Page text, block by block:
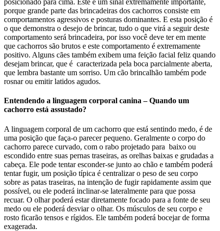
posicionado para cima. Este é um sinal extremamente importante,
porque grande parte das brincadeiras dos cachorros consiste em
comportamentos agressivos e posturas dominantes. E esta posição é
o que demonstra o desejo de brincar, tudo o que virá a seguir deste
comportamento será brincadeira, por isso você deve ter em mente
que cachorros são brutos e este comportamento é extremamente
positivo. Alguns cães também exibem uma feição facial feliz quando
desejam brincar, que é caracterizada pela boca parcialmente aberta,
que lembra bastante um sorriso. Um cão brincalhão também pode
rosnar ou emitir latidos agudos.
Entendendo a linguagem corporal canina – Quando um
cachorro está assustado?
A linguagem corporal de um cachorro que está sentindo medo, é de
uma posição que faça-o parecer pequeno. Geralmente o corpo do
cachorro parece curvado, com o rabo projetado para baixo ou
escondido entre suas pernas traseiras, as orelhas baixas e grudadas a
cabeça. Ele pode tentar esconder-se junto ao chão e também poderá
tentar fugir, um posição típica é centralizar o peso de seu corpo
sobre as patas traseiras, na intenção de fugir rapidamente assim que
possível, ou ele poderá inclinar-se lateralmente para que possa
recuar. O olhar poderá estar diretamente focado para a fonte de seu
medo ou ele poderá desviar o olhar. Os músculos de seu corpo e
rosto ficarão tensos e rígidos. Ele também poderá bocejar de forma
exagerada.